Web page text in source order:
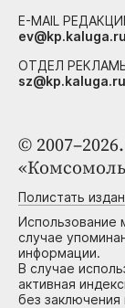
©
Полистать
Использование
случае
информации.
В случае
активная
без
E-MAIL
ОТДЕЛ
sz@kp.kaluga.ru